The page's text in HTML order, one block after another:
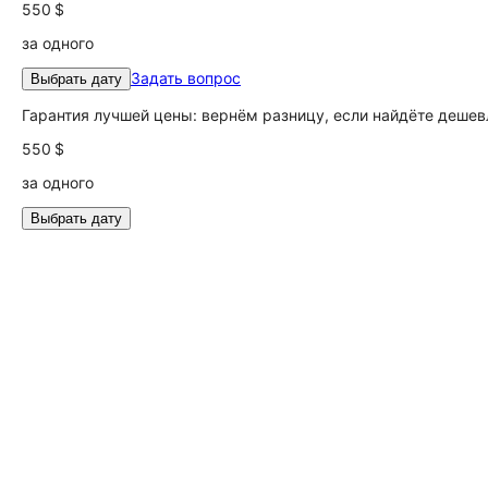
550 $
за одного
Выбрать дату Задать вопрос
Гарантия лучшей цены: вернём разницу, если найдёте
550 $
за одного
Выбрать дату